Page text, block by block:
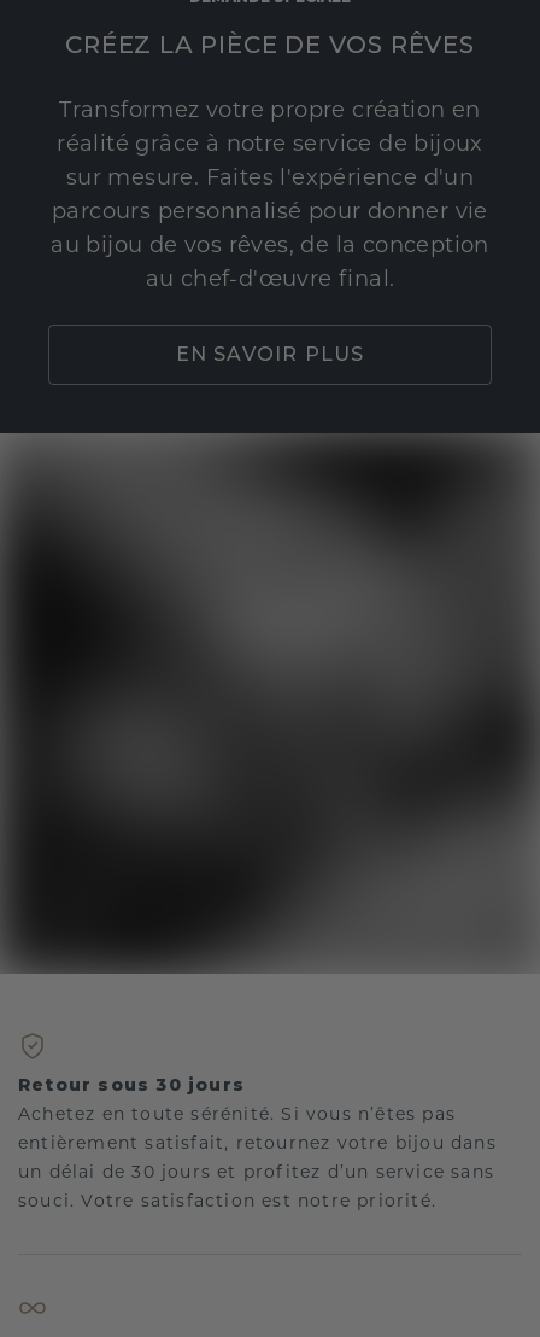
CRÉEZ LA PIÈCE DE VOS RÊVES
Transformez votre propre création en
réalité grâce à notre service de bijoux
sur mesure. Faites l'expérience d'un
parcours personnalisé pour donner vie
au bijou de vos rêves, de la conception
au chef-d'œuvre final.
EN SAVOIR PLUS
Retour sous 30 jours
Achetez en toute sérénité. Si vous n’êtes pas
entièrement satisfait, retournez votre bijou dans
un délai de 30 jours et profitez d’un service sans
souci. Votre satisfaction est notre priorité.